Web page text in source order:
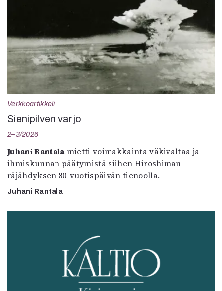
Verkkoartikkeli
Sienipilven varjo
2–3/2026
Juhani Rantala mietti voimakkainta väkivaltaa ja
ihmiskunnan päätymistä siihen Hiroshiman
räjähdyksen 80-vuotispäivän tienoolla.
Juhani Rantala